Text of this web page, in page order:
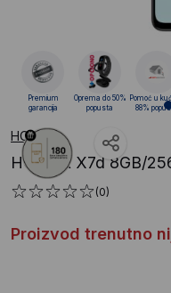
HONOR
HONOR X7d 8GB/
(0)
Proizvod trenutno
Premium
garancija
Oprema do 50%
popusta
Pomoć u
88%